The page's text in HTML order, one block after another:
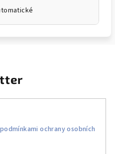
podmínkami ochrany osobních